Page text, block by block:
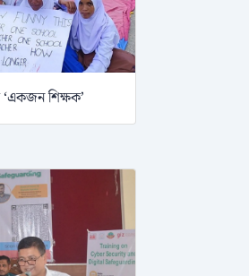
‘একজন শিক্ষক’